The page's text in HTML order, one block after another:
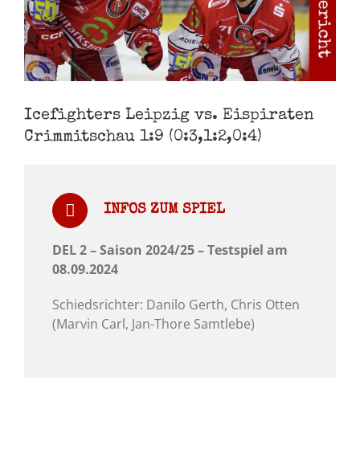
Icefighters Leipzig vs. Eispiraten
Crimmitschau 1:9 (0:3,1:2,0:4)
INFOS ZUM SPIEL
DEL 2 – Saison 2024/25 – Testspiel am
08.09.2024
Schiedsrichter: Danilo Gerth, Chris Otten
(Marvin Carl, Jan-Thore Samtlebe)